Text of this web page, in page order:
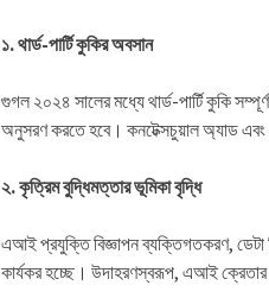
১. থার্ড-পার্টি কুকির অবসান
গুগল ২০২৪ সালের মধ্যে থার্ড-পার্টি কুকি
অনুসরণ করতে হবে। কনটেক্সচুয়াল অ্যাড এবং
২. কৃত্রিম বুদ্ধিমত্তার ভূমিকা বৃদ্ধি
এআই প্রযুক্তি বিজ্ঞাপন ব্যক্তিগতকরণ, ডেটা
কার্যকর হচ্ছে। উদাহরণস্বরূপ, এআই ক্রেতার